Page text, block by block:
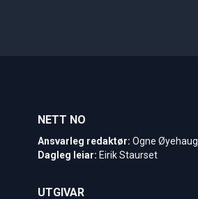
NETT NO
Ansvarleg redaktør: Ogne Øyehaug
Dagleg leiar: Eirik Staurset
UTGIVAR